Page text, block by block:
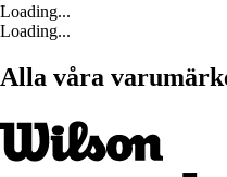
Loading...
Loading...
Alla våra